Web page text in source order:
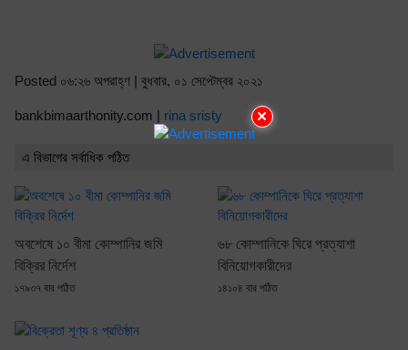
×
Posted ০৬:২৬ অপরাহ্ণ | বুধবার, ০১ সেপ্টেম্বর ২০২১
bankbimaarthonity.com | rina sristy
এ বিভাগের সর্বাধিক পঠিত
অবশেষে ১০ বীমা কোম্পানির জমি
বিক্রির নির্দেশ
১৭৯৩৭ বার পঠিত
৬৮ কোম্পানিকে ঘিরে প্রত্যাশা
বিনিয়োগকারীদের
১৪১০৪ বার পঠিত